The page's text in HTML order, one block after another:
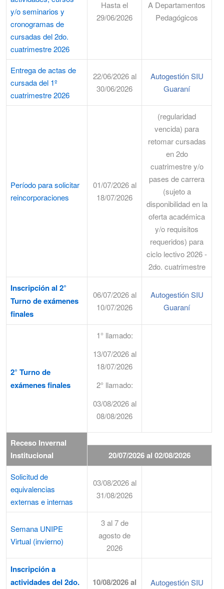
y/o seminarios y
cronogramas de
cursadas del 2do.
cuatrimestre 2026
Hasta el
29/06/2026
A Departamentos
Pedagógicos
Entrega de actas de
cursada del 1º
cuatrimestre 2026
22/06/2026 al
30/06/2026
Autogestión SIU
Guaraní
Período para solicitar
reincorporaciones
01/07/2026 al
18/07/2026
(regularidad
vencida) para
retomar cursadas
en 2do
cuatrimestre y/o
pases de carrera
(sujeto a
disponibilidad en la
oferta académica
y/o requisitos
requeridos) para
ciclo lectivo 2026 -
2do. cuatrimestre
Inscripción al 2°
Turno de exámenes
finales
06/07/2026 al
10/07/2026
Autogestión SIU
Guaraní
2° Turno de
exámenes finales
1° llamado:
13/07/2026 al
18/07/2026
2° llamado:
03/08/2026 al
08/08/2026
Receso Invernal
Institucional
20/07/2026 al 02/08/2026
Solicitud de
equivalencias
externas e internas
03/08/2026 al
31/08/2026
Semana UNIPE
Virtual (invierno)
3 al 7 de
agosto de
2026
Inscripción a
actividades del 2do.
10/08/2026 al
Autogestión SIU